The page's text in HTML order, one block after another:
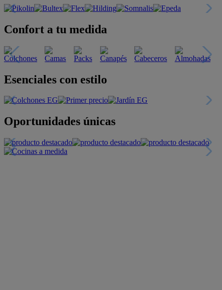
Confort a tu medida
Esenciales con estilo
Oportunidades únicas